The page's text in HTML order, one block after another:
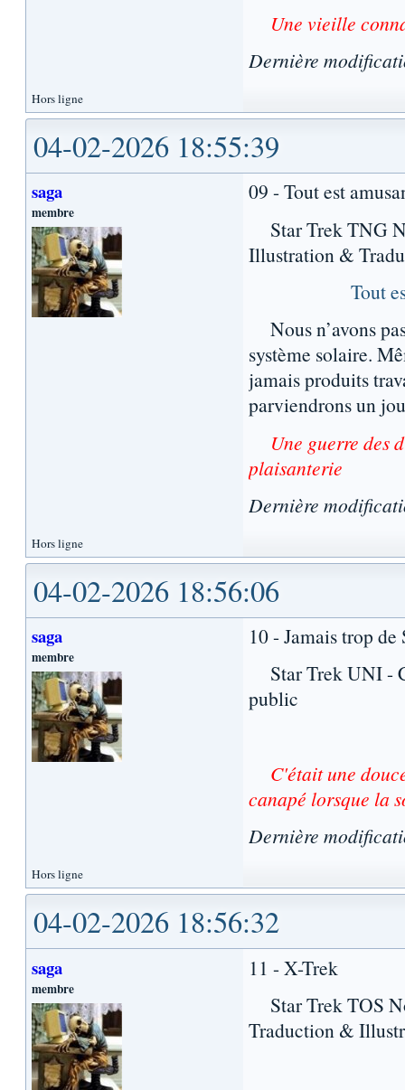
Une vieille
Dernière
Hors ligne
04-02-2026 18:55:39
saga
membre
09 - Tout est
Star Trek TNG
Illustration &
Tout
Nous n’avons
système solaire.
jamais produits
parviendrons un
Une guerre des
plaisanterie
Dernière
Hors ligne
04-02-2026 18:56:06
saga
membre
10 - Jamais trop
Star Trek UNI -
public
C'était une
canapé lorsque la
Dernière
Hors ligne
04-02-2026 18:56:32
saga
membre
11 - X-Trek
Star Trek TOS
Traduction &